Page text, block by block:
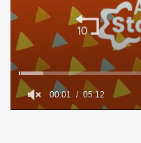
00:02 05:12